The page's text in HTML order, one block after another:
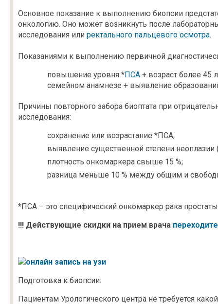
Основное показание к выполнению биопсии
онкологию. Оно может возникнуть после
исследования или ректального пальцевого осмотра.
Показаниями к выполнению первичной
повышение уровня *ПСА + возраст более 45
семейном анамнезе + выявление
Причины повторного забора биоптата при
исследования:
сохранение или возрастание *ПСА;
выявление существенной степени
плотность онкомаркера свыше 15 %;
разница меньше 10 % между общим и
*ПСА – это специфический онкомаркер рака
!!! Действующие скидки на прием врача
Подготовка к биопсии:
Пациентам Урологического центра не требуется